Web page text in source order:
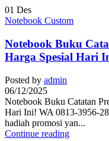
01 Des
Notebook Custom
Notebook Buku
Harga Spesial Hari
Posted by admin
06/12/2025
Notebook Buku Catatan
Hari Ini! WA 0813-3956-
hadiah promosi yan...
Continue reading